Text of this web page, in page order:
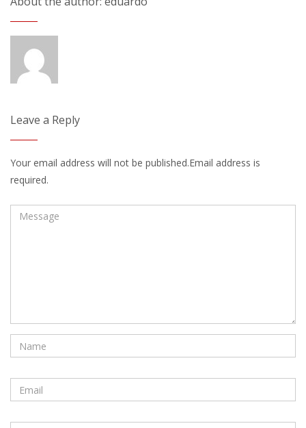
Leave a Reply
Your email address will not be published.Email address is
required.